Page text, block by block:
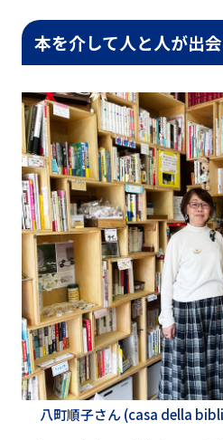
本を介して人と人が出
八町順子さん(casa della